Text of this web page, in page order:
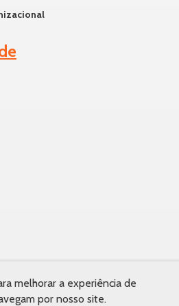
melhorar a experiência de
por nosso site.